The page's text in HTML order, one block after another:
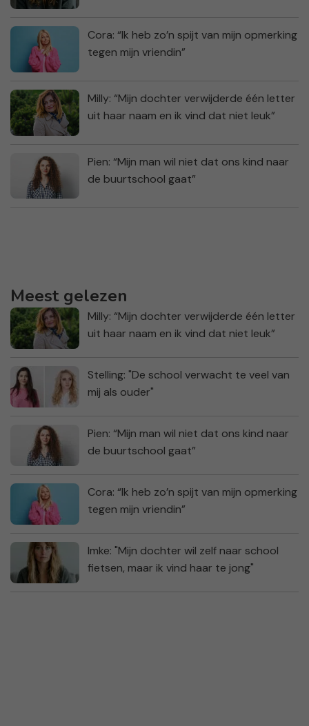
Cora: “Ik heb zo’n spijt van mijn opmerking
tegen mijn vriendin”
Milly: “Mijn dochter verwijderde één letter
uit haar naam en ik vind dat niet leuk”
Pien: “Mijn man wil niet dat ons kind naar
de buurtschool gaat”
Meest gelezen
Milly: “Mijn dochter verwijderde één letter
uit haar naam en ik vind dat niet leuk”
Stelling: "De school verwacht te veel van
mij als ouder"
Pien: “Mijn man wil niet dat ons kind naar
de buurtschool gaat”
Cora: “Ik heb zo’n spijt van mijn opmerking
tegen mijn vriendin”
Imke: "Mijn dochter wil zelf naar school
fietsen, maar ik vind haar te jong"